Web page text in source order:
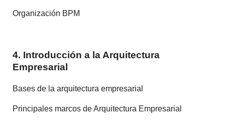
Organización BPM
4. Introducción a la Arquitectura
Empresarial
Bases de la arquitectura empresarial
Principales marcos de Arquitectura Empresarial